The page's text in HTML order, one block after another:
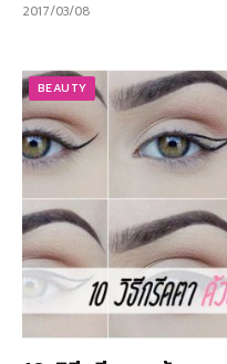
2017/03/08
BEAUTY